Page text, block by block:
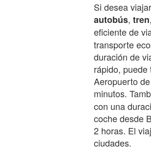
Si desea
autobús, tren,
eficiente de
transporte
duración de
rápido,
Aeropuerto
minutos.
con una
coche desde
2 horas. El
ciudades.